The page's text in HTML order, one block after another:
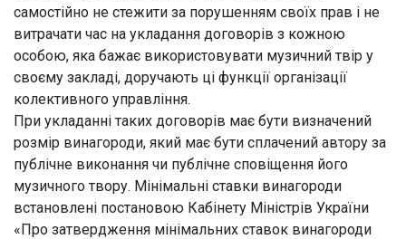
самостійно не стежити за порушенням своїх прав і не
витрачати час на укладання договорів з кожною
особою, яка бажає використовувати музичний твір у
своєму закладі, доручають ці функції організації
колективного управління.
При укладанні таких договорів має бути визначений
розмір винагороди, який має бути сплачений автору за
публічне виконання чи публічне сповіщення його
музичного твору. Мінімальні ставки винагороди
встановлені постановою Кабінету Міністрів України
«Про затвердження мінімальних ставок винагороди